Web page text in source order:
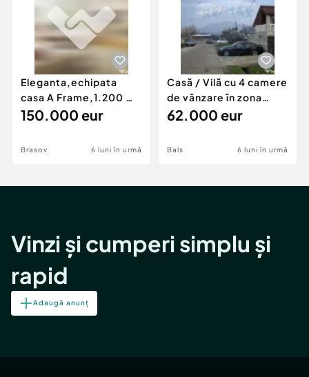
Afaceri și echipamente profesionale
Inchiriere Bunuri si Vehicule
Eleganta,echipata
casa A Frame,1.200 mp
teren,deschidere Pia
150.000 eur
Brasov 6 luni în urmă
Casă / Vilă cu 4 camere
de vânzare în zona
Periferie
62.000 eur
Bals 6 luni în urmă
Vinzi și cumperi simplu și
rapid
Adaugă anunț